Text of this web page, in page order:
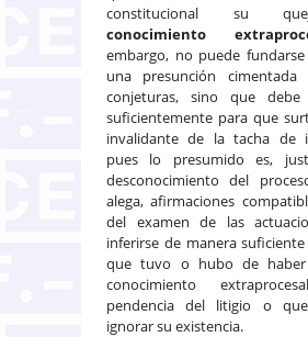
constitucional su
conocimiento
embargo, no puede
una presunción cimentada
conjeturas, sino que debe
suficientemente para que
invalidante de la tacha de
pues lo presumido es,
desconocimiento del
alega, afirmaciones
del examen de las
inferirse de manera
que tuvo o hubo de
conocimiento
pendencia del litigio o
ignorar su existencia.